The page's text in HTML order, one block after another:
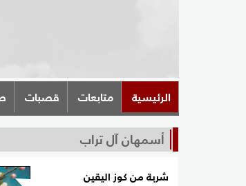
الرئيسية متابعات قصبات
أسمهان آل تراب
شربة من كوز اليقين